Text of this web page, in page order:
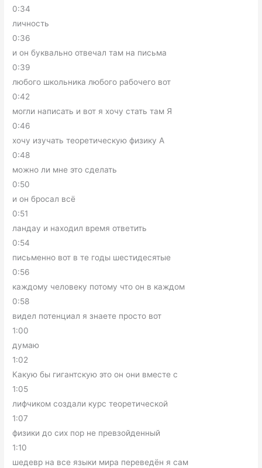
0:34
личность
0:36
и он буквально отвечал там на письма
0:39
любого школьника любого рабочего вот
0:42
могли написать и вот я хочу стать там Я
0:46
хочу изучать теоретическую физику А
0:48
можно ли мне это сделать
0:50
и он бросал всё
0:51
ландау и находил время ответить
0:54
письменно вот в те годы шестидесятые
0:56
каждому человеку потому что он в каждом
0:58
видел потенциал я знаете просто вот
1:00
думаю
1:02
Какую бы гигантскую это он они вместе с
1:05
лифчиком создали курс теоретической
1:07
физики до сих пор не превзойденный
1:10
шедевр на все языки мира переведён я сам